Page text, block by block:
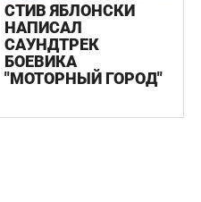
СТИВ ЯБЛОНСКИ
НАПИСАЛ
САУНДТРЕК
БОЕВИКА
"МОТОРНЫЙ ГОРОД"